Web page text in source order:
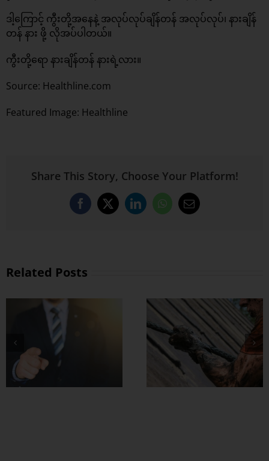
ဒါ့ကြောင့် ကွီးတို့အနေနဲ့ အလုပ်လုပ်ချိန်တန် အလုပ်လုပ်၊ နားချိန်
တန် နား ဖို့ လိုအပ်ပါတယ်။
ကွီးတို့ရော နားချိန်တန် နားရဲ့လား။
Source: Healthline.com
Featured Image: Healthline
Share This Story, Choose Your Platform!
Facebook
X LinkedInWhatsApp
Email
Related Posts
စိတ်မာတဲ့သူတွေက
အရာရာမှာ ခြေတ